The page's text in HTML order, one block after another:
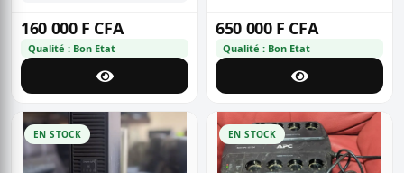
160 000 F CFA
Qualité : Bon Etat
650 000 F CFA
Qualité : Bon Etat
EN STOCK EN STOCK